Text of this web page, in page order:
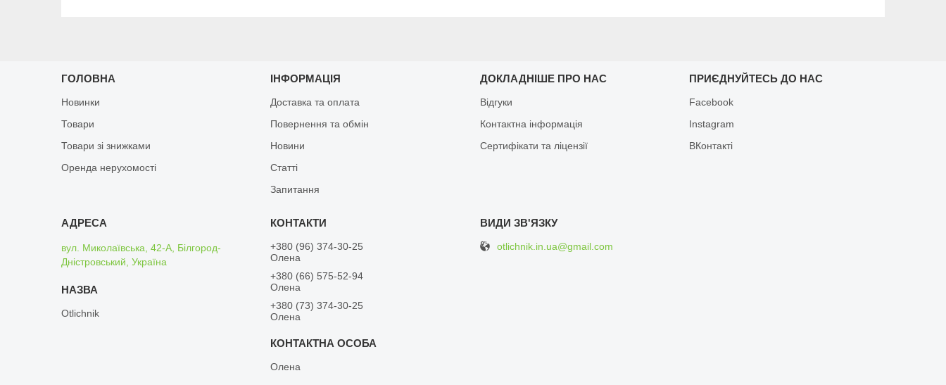
ГОЛОВНА
Новинки
Товари
Товари зі знижками
Оренда нерухомості
ІНФОРМАЦІЯ
Доставка та оплата
Повернення та обмін
Новини
Статті
Запитання
ДОКЛАДНІШЕ ПРО НАС
Відгуки
Контактна інформація
Сертифікати та ліцензії
ПРИЄДНУЙТЕСЬ ДО НАС
Facebook
Instagram
ВКонтакті
вул. Миколаївська, 42-А, Білгород-
Дністровський, Україна
Otlichnik
+380 (96) 374-30-25
Олена
+380 (66) 575-52-94
Олена
+380 (73) 374-30-25
Олена
Олена
otlichnik.in.ua@gmail.com